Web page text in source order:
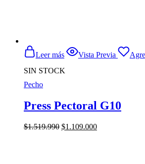
SIN STOCK
Leer más Vista Previa
Pecho
Press Pectoral G10
$1.519.990 El
$1.109.000El